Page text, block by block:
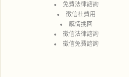
免費法律諮詢
徵信社費用
感情挽回
徵信法律諮詢
徵信免費諮詢